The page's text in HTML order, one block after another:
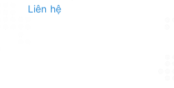
Liên hệ